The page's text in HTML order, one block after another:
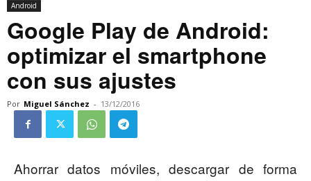
Android
Google Play de Android:
optimizar el smartphone
con sus ajustes
Por Miguel Sánchez - 13/12/2016
Ahorrar datos móviles, descargar de forma